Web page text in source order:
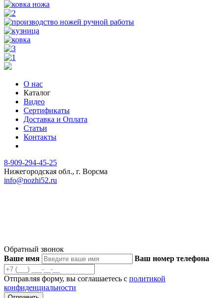
О нас
Каталог
Видео
Сертификаты
Доставка и Оплата
Статьи
Контакты
8-909-294-45-25
Нижегородская обл., г. Ворсма
info@nozhi52.ru
Обратный звонок
Ваше имя
Ваш номер телефона
Отправляя форму, вы соглашаетесь с политикой
конфиденциальности